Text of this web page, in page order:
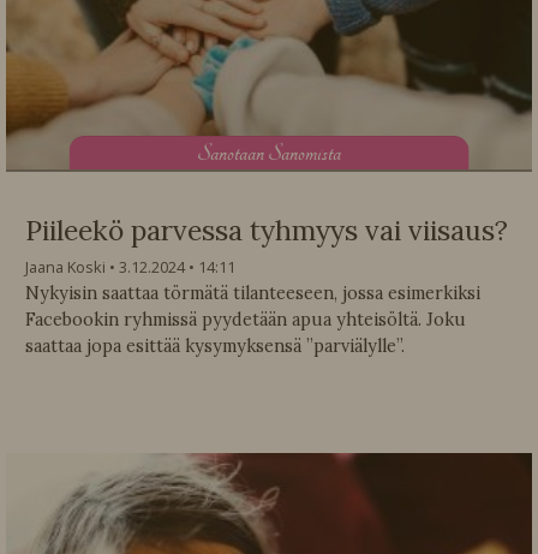
Sanotaan Sanomista
Piileekö parvessa tyhmyys vai viisaus?
Jaana Koski 3.12.2024
14:11
Nykyisin saattaa törmätä tilanteeseen, jossa esimerkiksi
Facebookin ryhmissä pyydetään apua yhteisöltä. Joku
saattaa jopa esittää kysymyksensä ”parviälylle”.